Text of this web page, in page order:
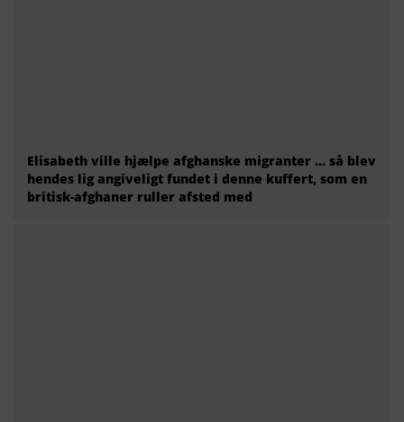
Elisabeth ville hjælpe afghanske migranter … så blev
hendes lig angiveligt fundet i denne kuffert, som en
britisk-afghaner ruller afsted med